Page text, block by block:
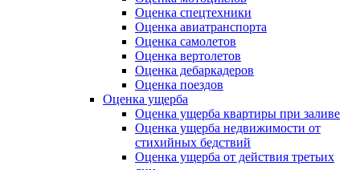
Оценка спецтехники
Оценка авиатранспорта
Оценка самолетов
Оценка вертолетов
Оценка дебаркадеров
Оценка поездов
Оценка ущерба
Оценка ущерба квартиры при заливе
Оценка ущерба недвижимости от
стихийных бедствий
Оценка ущерба от действия третьих